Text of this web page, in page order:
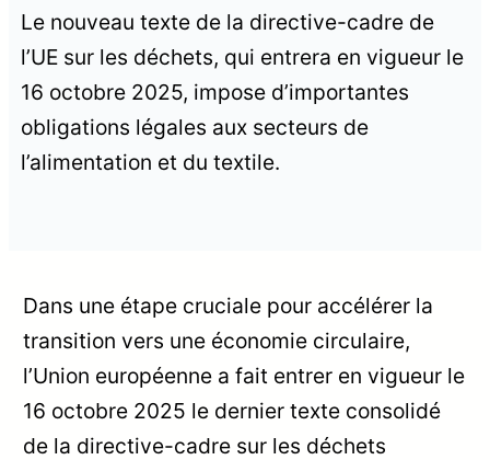
Le nouveau texte de la directive-cadre de
l’UE sur les déchets, qui entrera en vigueur le
16 octobre 2025, impose d’importantes
obligations légales aux secteurs de
l’alimentation et du textile.
Dans une étape cruciale pour accélérer la
transition vers une économie circulaire,
l’Union européenne a fait entrer en vigueur le
16 octobre 2025 le dernier texte consolidé
de la directive-cadre sur les déchets